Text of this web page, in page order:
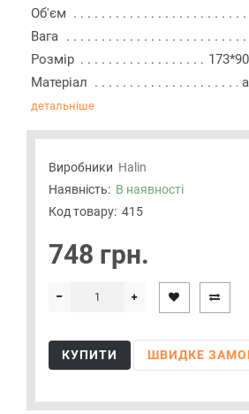
Об'єм
Вага
Розмір
Матеріал
детальніше
Виробники Halin
Наявність: В наявності
Код товару: 415
748 грн.
КУПИТИ ШВИДКЕ